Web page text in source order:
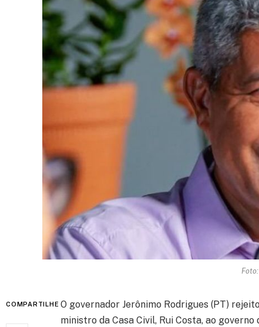
COMPARTILHE O governador Jerônimo Rodrigues (PT)
ministro da Casa Civil, Rui Costa, ao